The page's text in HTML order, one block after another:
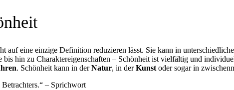
auf eine einzige Definition reduzieren lässt. Sie kann in
hin zu Charaktereigenschaften – Schönheit ist vielfältig und
. Schönheit kann in derNatur, in derKunst oder sogar in
– Sprichwort